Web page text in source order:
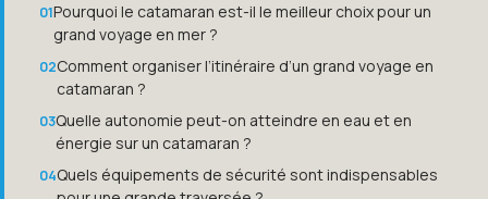
Pourquoi le catamaran est-il le meilleur choix pour un
grand voyage en mer ?
Comment organiser l’itinéraire d’un grand voyage en
catamaran ?
Quelle autonomie peut-on atteindre en eau et en
énergie sur un catamaran ?
Quels équipements de sécurité sont indispensables